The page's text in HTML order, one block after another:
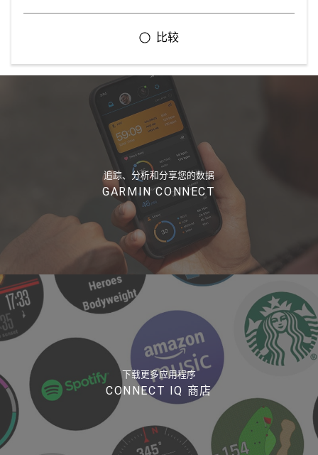
追踪、分析和分享您的数据
GARMIN CONNECT
下载更多应用程序
CONNECT IQ 商店